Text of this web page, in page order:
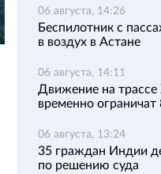
06 августа, 14:26
Беспилотник с
в воздух в Астане
06 августа, 14:11
Движение на
временно ограничат
06 августа, 13:24
35 граждан Индии
по решению суда